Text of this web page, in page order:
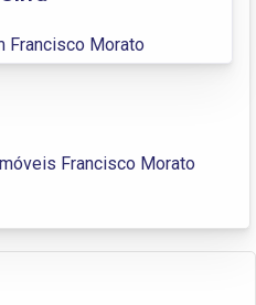
Francisco Morato
Francisco Morato